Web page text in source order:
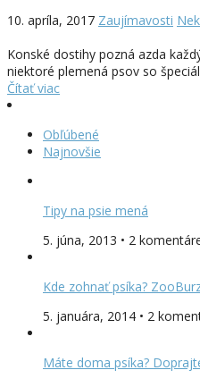
10. apríla, 2017 Zaujímavosti
Konské dostihy pozná azda
niektoré plemená psov so
Čítať viac
Obľúbené
Najnovšie
Tipy na psie mená
5. júna, 2013 • 2
Kde zohnať psíka?
5. januára, 2014 • 2
Máte doma psíka?